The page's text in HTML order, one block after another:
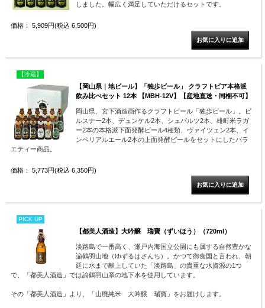
しました。幅広く満足していただけるセットです。
価格： 5,909円(税込 6,500円)
【冷蔵】
【岡山県｜地ビール】「独歩ビール」 クラフトビア本格派
飲み比べセット 12本 【MBH-12V】【産地直送・同梱不可】
岡山県、宮下酒造画作るクラフトビール「独歩ビール」。ピ
ルスナー2本、デュンケル2本、シュバルツ2本、雄町米ラガ
ー2本の本格派下面発酵ビール4種類、ヴァイツェン2本、イ
ンペリアルエール2本の上面発酵ビールをセットにしたバラ
エティー商品。
価格： 5,773円(税込 6,350円)
PICK UP
【都美人酒造】大吟醸 瑞寶（ずいほう）（720ml）
淡路島で一番高く、瀬戸内海国立公園にも属する自然豊かな
諭鶴羽山地（ゆずるはさんち）。かつて御食国と言われ、朝
廷に水まで献上していた「淡路島」の貴重な水資源の1つ
で、「都美人酒造」では諭鶴羽山系の地下水を使用しています。
その「都美人酒造」より、「山廃純米 大吟醸 瑞寶」をお届けします。